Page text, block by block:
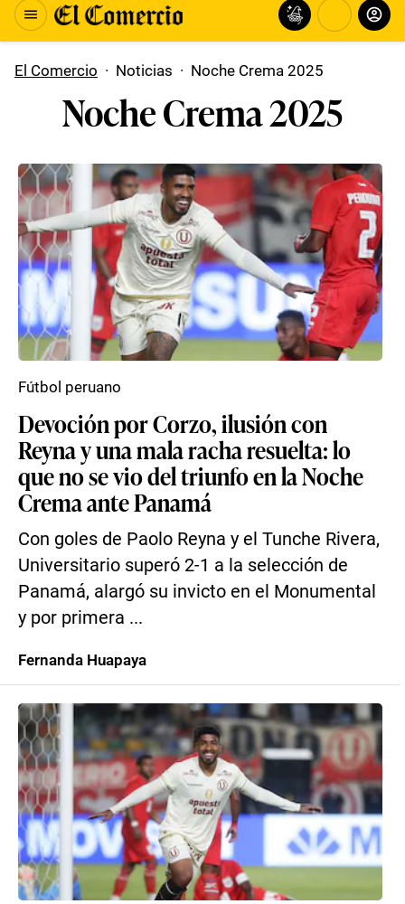
El Comercio · Noticias · Noche Crema 2025
Noche Crema 2025
Devoción por Corzo, ilusión con
Reyna y una mala racha resuelta: lo
que no se vio del triunfo en la Noche
Crema ante Panamá
Con goles de Paolo Reyna y el Tunche Rivera,
Universitario superó 2-1 a la selección de
Panamá, alargó su invicto en el Monumental
y por primera ...
Fútbol peruano
Fernanda Huapaya